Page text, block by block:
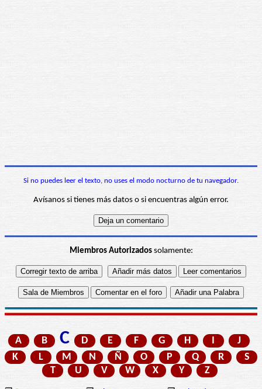
Si no puedes leer el texto, no uses el modo nocturno de tu navegador.
Avísanos si tienes más datos o si encuentras algún error.
Miembros Autorizadossolamente:
A B C D E F G H I
J
K
L M N Ñ O P Q R
S
T
U V W X Y Z